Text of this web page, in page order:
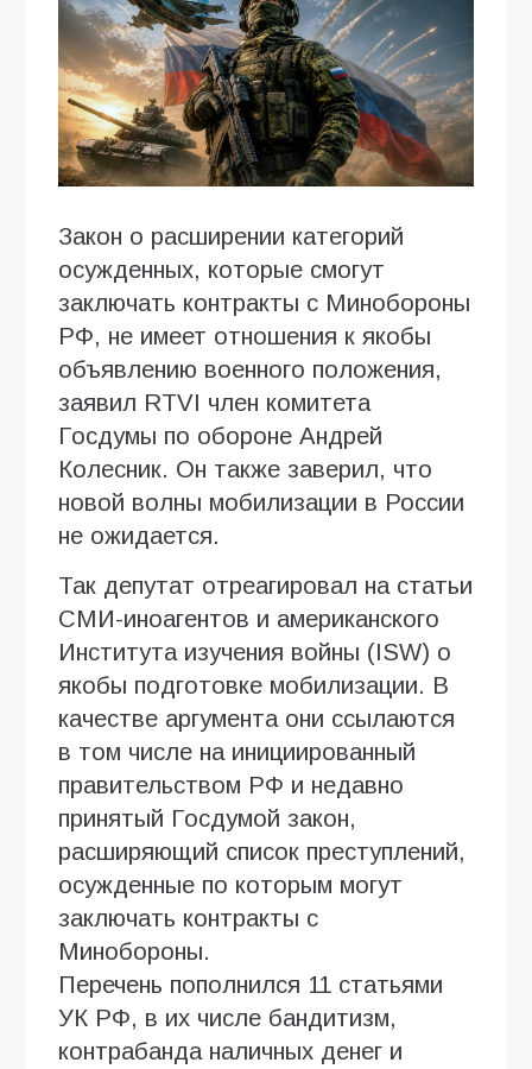
Закон о расширении категорий
осужденных, которые смогут
заключать контракты с Минобороны
РФ, не имеет отношения к якобы
объявлению военного положения,
заявил RTVI член комитета
Госдумы по обороне Андрей
Колесник. Он также заверил, что
новой волны мобилизации в России
не ожидается.
Так депутат отреагировал на статьи
СМИ-иноагентов и американского
Института изучения войны (ISW) о
якобы подготовке мобилизации. В
качестве аргумента они ссылаются
в том числе на инициированный
правительством РФ и недавно
принятый Госдумой закон,
расширяющий список преступлений,
осужденные по которым могут
заключать контракты с
Минобороны.
Перечень пополнился 11 статьями
УК РФ, в их числе бандитизм,
контрабанда наличных денег и